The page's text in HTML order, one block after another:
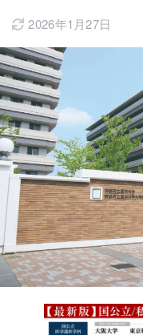
2026年1月27日